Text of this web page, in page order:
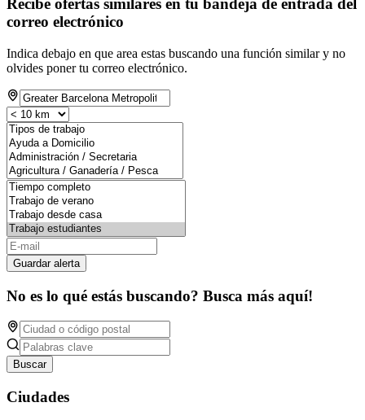
Recibe ofertas similares en tu bandeja de entrada del
correo electrónico
Indica debajo en que area estas buscando una función similar y no
olvides poner tu correo electrónico.
Guardar alerta
No es lo qué estás buscando? Busca más aquí!
Buscar
Ciudades